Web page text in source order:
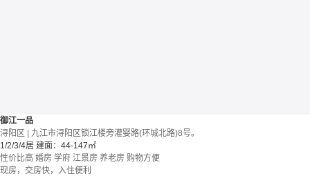
御江一品
浔阳区 | 九江市浔阳区锁江楼旁灌婴路(环城北路)8号。
1/2/3/4居 建面：44-147㎡
性价比高 婚房 学府 江景房 养老房 购物方便
现房，交房快，入住便利